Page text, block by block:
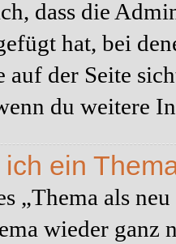
dass die
hat, bei
auf der Seite
du weitere
ein
„Thema als
wieder ganz